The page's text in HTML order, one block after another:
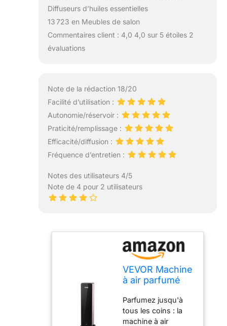
Diffuseurs d’huiles essentielles
13 723 en Meubles de salon
Commentaires client : 4,0 4,0 sur 5 étoiles 2
évaluations
Note de la rédaction 18/20
Facilité d’utilisation :
Autonomie/réservoir :
Praticité/remplissage :
Efficacité/diffusion :
Fréquence d’entretien :
Notes des utilisateurs 4/5
Note de 4 pour 2 utilisateurs
VEVOR Machine
à air parfumé
diffuseur d'air
froid intelligent
Bluetooth 950
Parfumez jusqu'à
tous les coins : la
machine à air